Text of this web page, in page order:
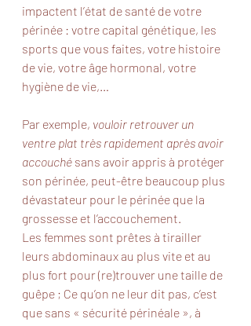
impactent l’état de santé de votre
périnée : votre capital génétique, les
sports que vous faites, votre histoire
de vie, votre âge hormonal, votre
hygiène de vie,…
Par exemple, vouloir retrouver un
ventre plat très rapidement après avoir
accouché sans avoir appris à protéger
son périnée, peut-être beaucoup plus
dévastateur pour le périnée que la
grossesse et l’accouchement.
Les femmes sont prêtes à tirailler
leurs abdominaux au plus vite et au
plus fort pour (re)trouver une taille de
guêpe ; Ce qu’on ne leur dit pas, c’est
que sans « sécurité périnéale », à